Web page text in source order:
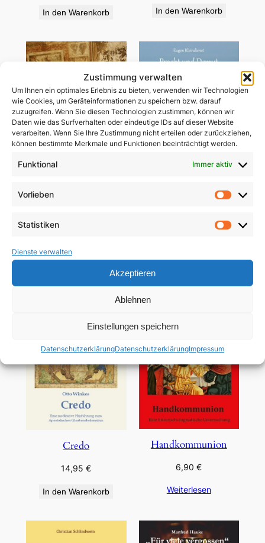
Zustimmung verwalten
Um Ihnen ein optimales Erlebnis zu bieten, verwenden wir Technologien
wie Cookies, um Geräteinformationen zu speichern bzw. darauf
zuzugreifen. Wenn Sie diesen Technologien zustimmen, können wir
Daten wie das Surfverhalten oder eindeutige IDs auf dieser Website
verarbeiten. Wenn Sie Ihre Zustimmung nicht erteilen oder zurückziehen,
können bestimmte Merkmale und Funktionen beeinträchtigt werden.
Funktional Immer aktiv
Vorlieben
Statistiken
Dienste verwalten
Akzeptieren
Ablehnen
Einstellungen speichern
DatenschutzerklärungDatenschutzerklärungImpressum
In den Warenkorb In den Warenkorb
Communio
In den Warenkorb
Pracht und Demut
Credo
14,95€
In den Warenkorb
Handkommunion
6,90€
Weiterlesen